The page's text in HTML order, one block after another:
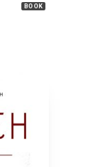
BOOK